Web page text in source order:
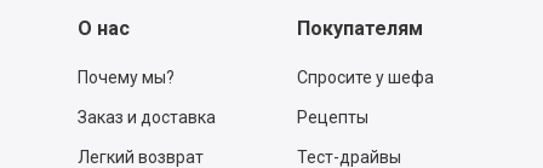
О нас
Почему мы?
Заказ и доставка
Легкий возврат
Покупателям
Спросите у шефа
Рецепты
Тест-драйвы